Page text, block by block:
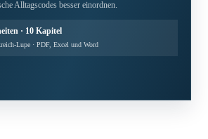
Alltagscodes besser einordnen.
· 10 Kapitel
Lupe · PDF, Excel und Word